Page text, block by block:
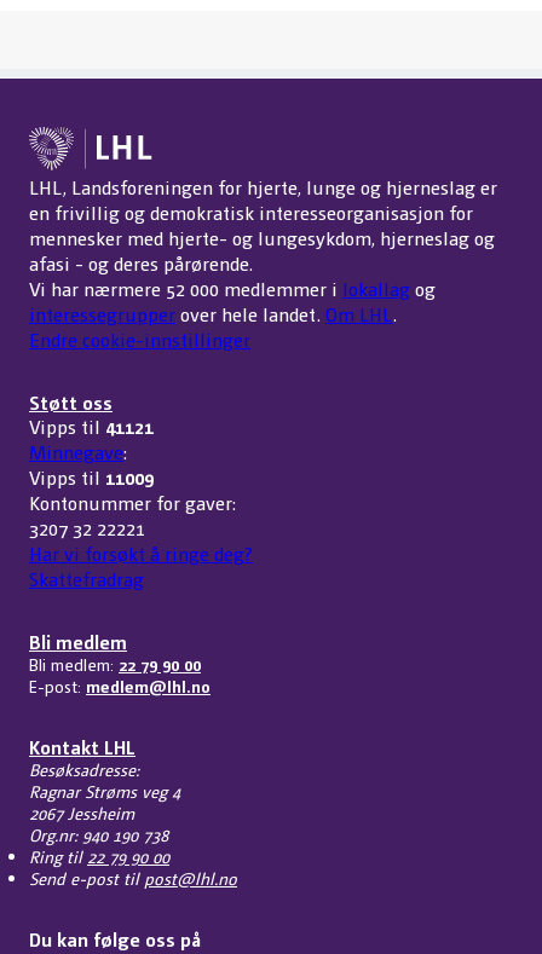
LHL, Landsforeningen for hjerte, lunge og hjerneslag er
en frivillig og demokratisk interesseorganisasjon for
mennesker med hjerte- og lungesykdom, hjerneslag og
afasi - og deres pårørende.
Vi har nærmere 52 000 medlemmer i lokallagog
interessegrupperover hele landet. Om LHL.
Endre cookie-innstillinger
Støtt oss
Vipps til 41121
Minnegave:
Vipps til 11009
Kontonummer for gaver:
3207 32 22221
Har vi forsøkt å ringe deg?
Skattefradrag
Bli medlem
Bli medlem: 22 79 90 00
E-post: medlem@lhl.no
Kontakt LHL
Besøksadresse:
Ragnar Strøms veg 4
2067 Jessheim
Org.nr: 940 190 738
Ring til 22 79 90 00
Send e-post til post@lhl.no
Du kan følge oss på